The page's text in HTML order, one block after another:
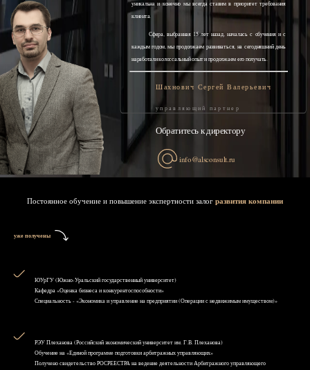
уникальна и конечно мы всегда ставим в приоритет требования
клиента.
Сфера, выбранная 15 лет назад, началась с обучения и с
каждым годом, мы продолжаем развиваться, на сегодняшний день
наработали колоссальный опыт и продолжаем его получать.
Шахнович Сергей Валерьевич
управляющий партнер
Обратитесь к директору
info@alsconsult.ru
Постоянное обучение и повышение экспертности залог развития компании
уже получены
ЮУрГУ (Южно-Уральский государственный университет)
Кафедра «Оценка бизнеса и конкурентоспособности»
Специальность - «Экономика и управление на предприятии (Операции с недвижимым имуществом)»
РЭУ Плеханова (Российский экономический университет им. Г.В. Плеханова)
Обучение на «Единой программе подготовки арбитражных управляющих»
Получено свидетельство РОСРЕЕСТРА на ведение деятельности Арбитражного управляющего